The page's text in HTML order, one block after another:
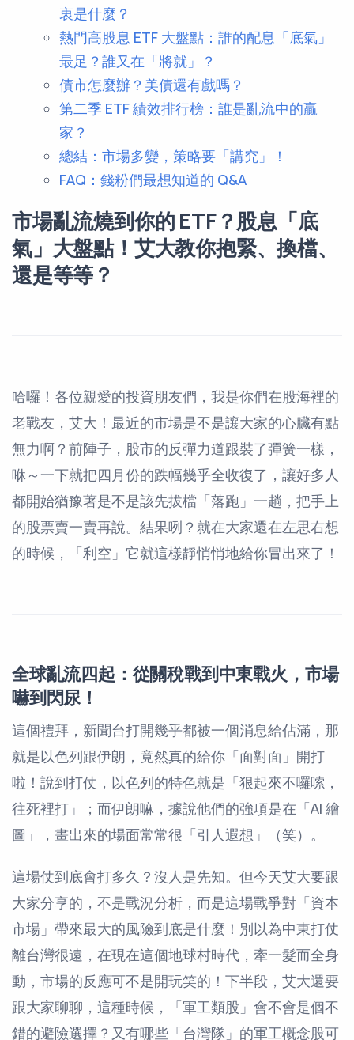
衷是什麼？
熱門高股息 ETF 大盤點：誰的配息「底氣」
最足？誰又在「將就」？
債市怎麼辦？美債還有戲嗎？
第二季 ETF 績效排行榜：誰是亂流中的贏
家？
總結：市場多變，策略要「講究」！
FAQ：錢粉們最想知道的 Q&A
市場亂流燒到你的 ETF？股息「底
氣」大盤點！艾大教你抱緊、換檔、
還是等等？
哈囉！各位親愛的投資朋友們，我是你們在股海裡的
老戰友，艾大！最近的市場是不是讓大家的心臟有點
無力啊？前陣子，股市的反彈力道跟裝了彈簧一樣，
咻～一下就把四月份的跌幅幾乎全收復了，讓好多人
都開始猶豫著是不是該先拔檔「落跑」一趟，把手上
的股票賣一賣再說。結果咧？就在大家還在左思右想
的時候，「利空」它就這樣靜悄悄地給你冒出來了！
全球亂流四起：從關稅戰到中東戰火，市場
嚇到閃尿！
這個禮拜，新聞台打開幾乎都被一個消息給佔滿，那
就是以色列跟伊朗，竟然真的給你「面對面」開打
啦！說到打仗，以色列的特色就是「狠起來不囉嗦，
往死裡打」；而伊朗嘛，據說他們的強項是在「AI 繪
圖」，畫出來的場面常常很「引人遐想」（笑）。
這場仗到底會打多久？沒人是先知。但今天艾大要跟
大家分享的，不是戰況分析，而是這場戰爭對「資本
市場」帶來最大的風險到底是什麼！別以為中東打仗
離台灣很遠，在現在這個地球村時代，牽一髮而全身
動，市場的反應可不是開玩笑的！下半段，艾大還要
跟大家聊聊，這種時候，「軍工類股」會不會是個不
錯的避險選擇？又有哪些「台灣隊」的軍工概念股可